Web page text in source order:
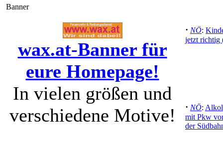
Banner
wax.at-Banner für
eure Homepage!
In vielen größen und
verschiedene Motive!
· NÖ:
jetzt richtig
· NÖ:
mit Pkw
der